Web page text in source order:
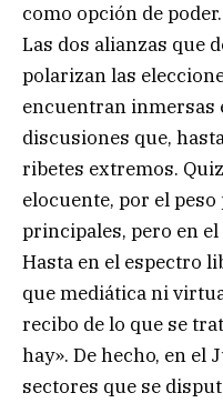
como opción de poder.
Las dos alianzas que
polarizan las
encuentran inmersas
discusiones que,
ribetes extremos.
elocuente, por el
principales, pero en el
Hasta en el espectro
que mediática ni
recibo de lo que se
hay». De hecho, en el
sectores que se